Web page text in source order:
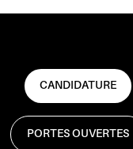
CANDIDATURE
PORTES OUVERTES